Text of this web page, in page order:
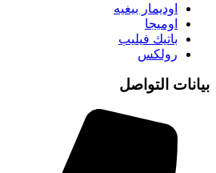
اوديمار بيغيه
اوميجا
باتيك فيليب
رولكس
بيانات التواصل